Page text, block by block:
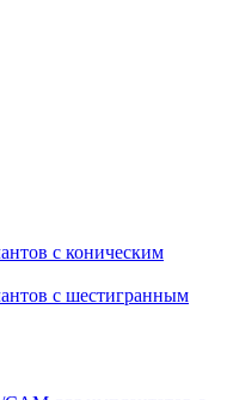
с коническим
с шестигранным